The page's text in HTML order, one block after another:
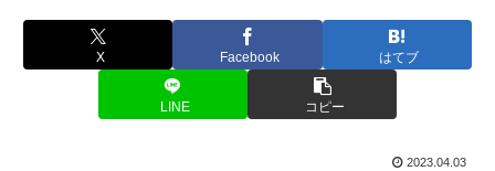
X Facebook はてブ
LINE コピー
2023.04.03